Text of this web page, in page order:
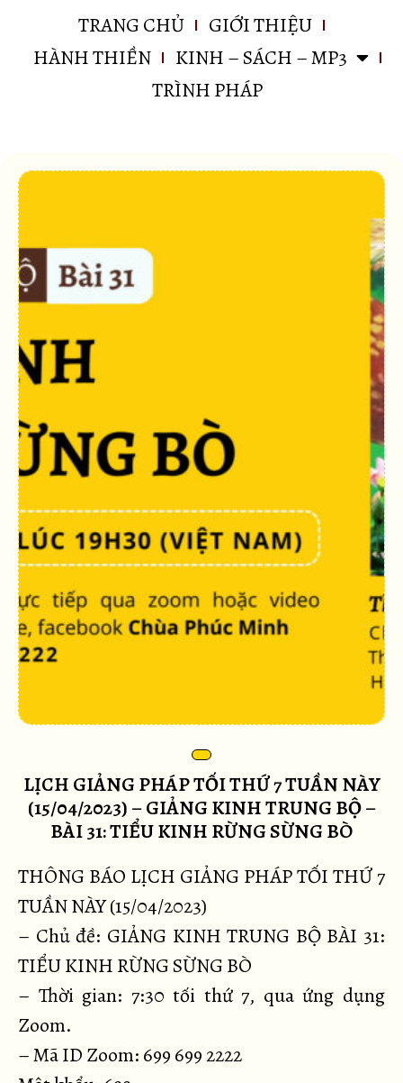
TRANG CHỦ
GIỚI THIỆU
HÀNH THIỀN
KINH – SÁCH – MP3
TRÌNH PHÁP
LỊCH GIẢNG PHÁP TỐI THỨ 7 TUẦN NÀY
(15/04/2023) – GIẢNG KINH TRUNG BỘ –
BÀI 31: TIỂU KINH RỪNG SỪNG BÒ
THÔNG BÁO LỊCH GIẢNG PHÁP TỐI THỨ 7
TUẦN NÀY (15/04/2023)
– Chủ đề: GIẢNG KINH TRUNG BỘ BÀI 31:
TIỂU KINH RỪNG SỪNG BÒ
– Thời gian: 7:30 tối thứ 7, qua ứng dụng
Zoom.
– Mã ID Zoom: 699 699 2222